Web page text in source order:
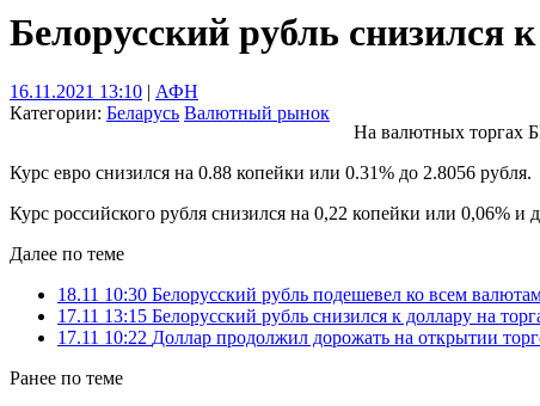
Белорусский рубль снизился
16.11.2021 13:10 | АФН
Категории: Беларусь Валютный рынок
На валютных торгах
Курс евро снизился на 0.88 копейки или 0.31% до 2.8056 рубля.
Курс российского рубля снизился на 0,22 копейки или 0,06% и
Далее по теме
18.11 10:30 Белорусский рубль подешевел ко всем
17.11 13:15 Белорусский рубль снизился к доллару на
17.11 10:22 Доллар продолжил дорожать на открытии
Ранее по теме